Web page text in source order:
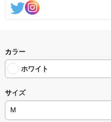
見た人が、思わず『イジりた
どうぞ、ごゆっくり ご覧くださ
カラー
ホワイト
サイズ